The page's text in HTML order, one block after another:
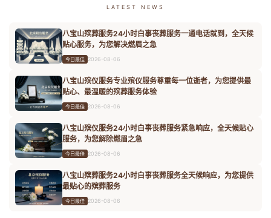
LATEST NEWS
八宝山殡葬服务24小时白事丧葬服务一通电话就到，全天候
贴心服务，为您解决燃眉之急
今日最佳 2026-08-06
八宝山殡仪服务专业殡仪服务尊重每一位逝者，为您提供最
贴心、最温暖的殡葬服务体验
今日最佳 2026-08-06
八宝山殡仪服务24小时白事丧葬服务紧急响应，全天候贴心
服务，为您解除燃眉之急
今日最佳 2026-08-06
八宝山殡葬服务24小时白事丧葬服务全天候响应，为您提供
最贴心的殡葬服务
今日最佳 2026-08-06